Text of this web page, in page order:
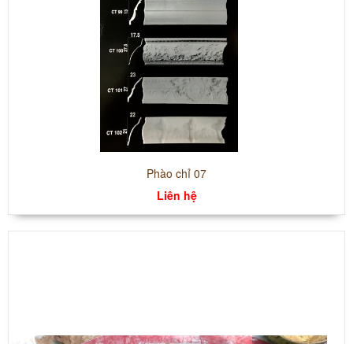
Phào chỉ 07
Liên hệ